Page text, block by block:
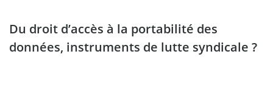
Du droit d’accès à la portabilité des
données, instruments de lutte syndicale ?